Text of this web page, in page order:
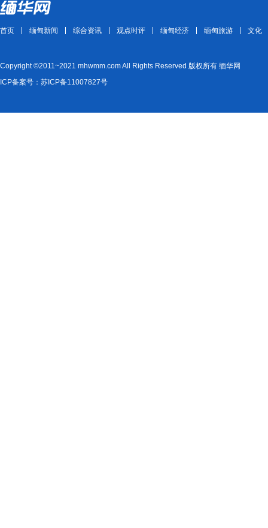
首页 缅甸新闻 综合资讯 观点时评 缅甸经济 缅甸旅游 文化
Copyright ©2011~2021 mhwmm.com All Rights Reserved 版权所有 缅华网
ICP备案号：苏ICP备11007827号